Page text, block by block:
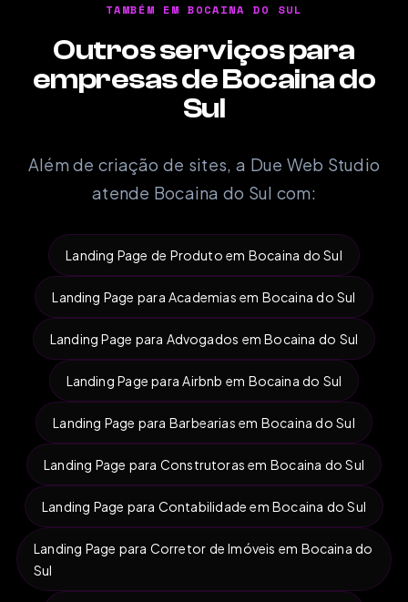
TAMBÉM EM BOCAINA DO SUL
Outros serviços para
empresas de Bocaina do
Sul
Além de criação de sites, a Due Web Studio
atende Bocaina do Sul com:
Landing Page de Produto em Bocaina do Sul
Landing Page para Academias em Bocaina do Sul
Landing Page para Advogados em Bocaina do Sul
Landing Page para Airbnb em Bocaina do Sul
Landing Page para Barbearias em Bocaina do Sul
Landing Page para Construtoras em Bocaina do Sul
Landing Page para Contabilidade em Bocaina do Sul
Landing Page para Corretor de Imóveis em Bocaina do
Sul